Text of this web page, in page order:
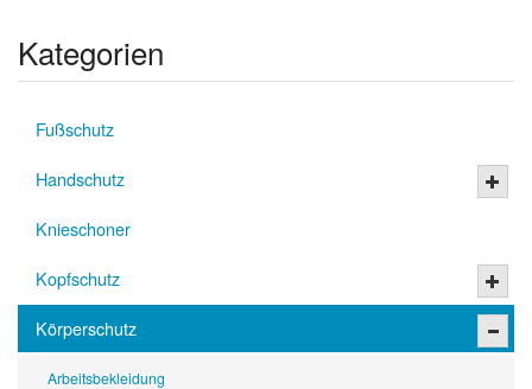
Kategorien
Fußschutz
Handschutz
Knieschoner
Kopfschutz
Körperschutz
Arbeitsbekleidung